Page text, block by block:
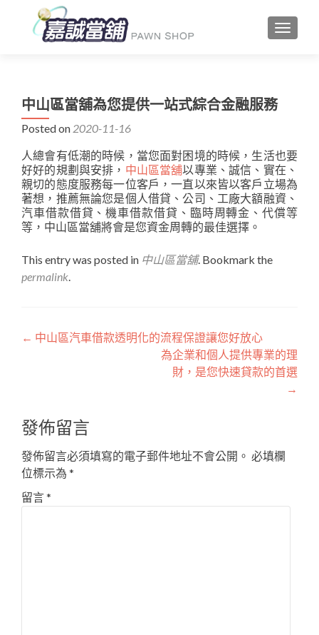
中山區當舖為您提供一站式綜合金融服務
Posted on 2020-11-16
人總會有低潮的時候，當您面對困境的時候，生活也要
好好的規劃與安排， 中山區當舖以專業、誠信、實在、
親切的態度服務每一位客戶，一直以來皆以客戶立場為
著想，推薦無論您是個人借貸、公司、工廠大額融資、
汽車借款借貸、機車借款借貸、臨時周轉金、代償等
等，中山區當舖將會是您資金周轉的最佳選擇。
This entry was posted in 中山區當舖. Bookmark the
permalink.
文
覽
← 中山區汽車借款透明化的流程保證讓您好放心
為企業和個人提供專業的理
財，是您快速貸款的首選
→
發佈留言
發佈留言必須填寫的電子郵件地址不會公開。 必填欄
位標示為 *
留言*